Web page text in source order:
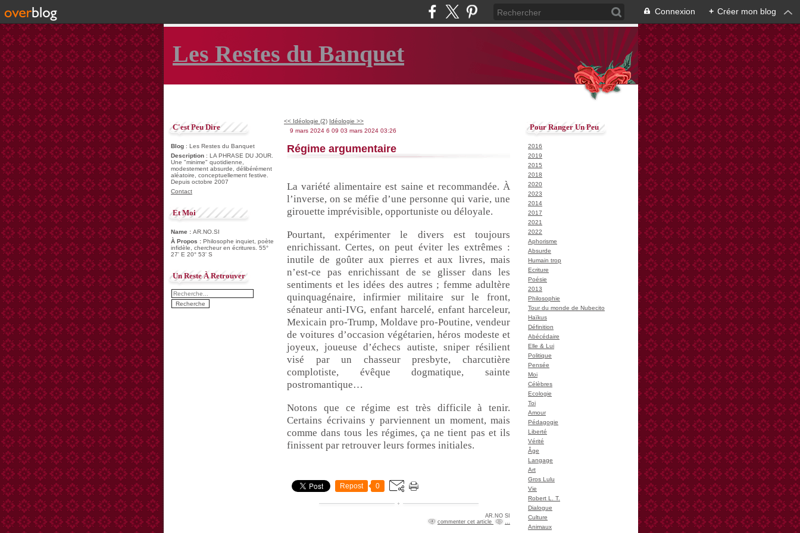
Connexion + Créer mon blog
Les Restes du Banquet
C'est Peu Dire
Blog : Les Restes du Banquet
Description : LA PHRASE DU JOUR.
Une "minime" quotidienne,
modestement absurde, délibérément
aléatoire, conceptuellement festive.
Depuis octobre 2007
Contact
Et Moi
Name : AR.NO.SI
À Propos : Philosophe inquiet, poète
infidèle, chercheur en écritures. 55°
27' E 20° 53' S
Un Reste À Retrouver
<< Idéologie (2) Idéologie >>
9 mars 2024 6 09 03 mars 2024 03:26
Régime argumentaire
La variété alimentaire est saine et recommandée. À
l’inverse, on se méfie d’une personne qui varie, une
girouette imprévisible, opportuniste ou déloyale.
Pourtant, expérimenter le divers est toujours
enrichissant. Certes, on peut éviter les extrêmes :
inutile de goûter aux pierres et aux livres, mais
n’est-ce pas enrichissant de se glisser dans les
sentiments et les idées des autres ; femme adultère
quinquagénaire, infirmier militaire sur le front,
sénateur anti-IVG, enfant harcelé, enfant harceleur,
Mexicain pro-Trump, Moldave pro-Poutine, vendeur
de voitures d’occasion végétarien, héros modeste et
joyeux, joueuse d’échecs autiste, sniper résilient
visé par un chasseur presbyte, charcutière
complotiste, évêque dogmatique, sainte
postromantique…
Notons que ce régime est très difficile à tenir.
Certains écrivains y parviennent un moment, mais
comme dans tous les régimes, ça ne tient pas et ils
finissent par retrouver leurs formes initiales.
Repost 0
AR.NO SI
commenter cet article
Pour Ranger Un Peu
2016
2019
2015
2018
2020
2023
2014
2017
2021
2022
Aphorisme
Absurde
Humain trop
Ecriture
Poésie
2013
Philosophie
Tour du monde de Nubecito
Haïkus
Définition
Abécédaire
Elle & Lui
Politique
Pensée
Moi
Célèbres
Ecologie
Toi
Amour
Pédagogie
Liberté
Vérité
Âge
Langage
Art
Gros Lulu
Vie
Robert L. T.
Dialogue
Culture
Animaux